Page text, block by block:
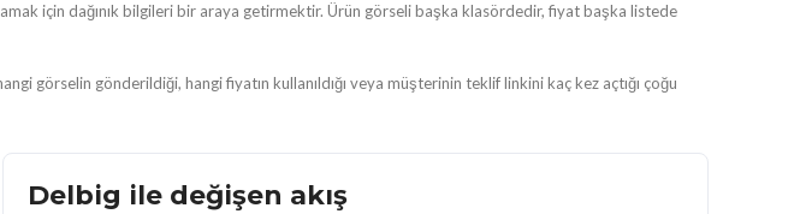
için dağınık bilgileri bir araya getirmektir. Ürün görseli başka klasördedir, fiyat başka listede
görselin gönderildiği, hangi fiyatın kullanıldığı veya müşterinin teklif linkini kaç kez açtığı çoğu
Delbig ile değişen akış